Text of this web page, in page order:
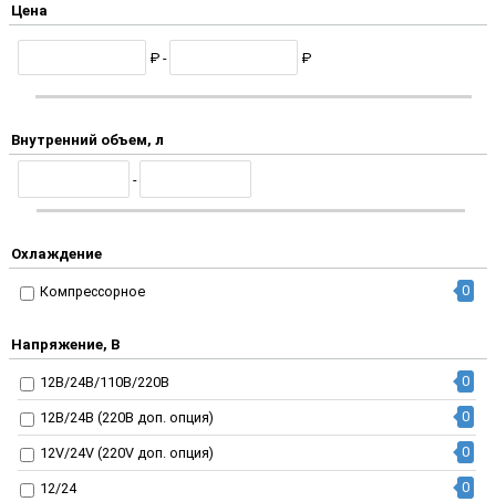
Цена
₽ - ₽
Внутренний объем, л
-
Охлаждение
Компрессорное 0
Напряжение, В
12В/24В/110В/220В 0
12В/24В (220В доп. опция) 0
12V/24V (220V доп. опция) 0
12/24 0